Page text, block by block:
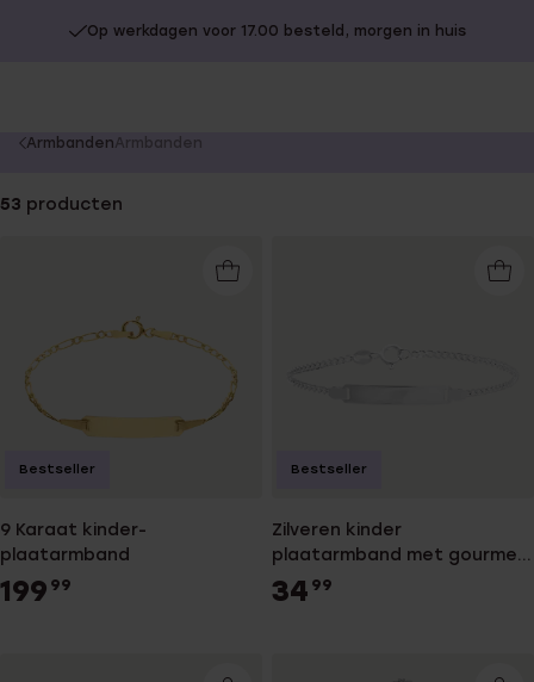
Op werkdagen voor 17.00 besteld, morgen in huis
You
here:
ArmbandenArmbanden
53 producten
9 Karaat kinder-
plaatarmband
199 99
Bestseller
Zilveren kinder
plaatarmband met gourmet
schakel
34 99
Bestseller